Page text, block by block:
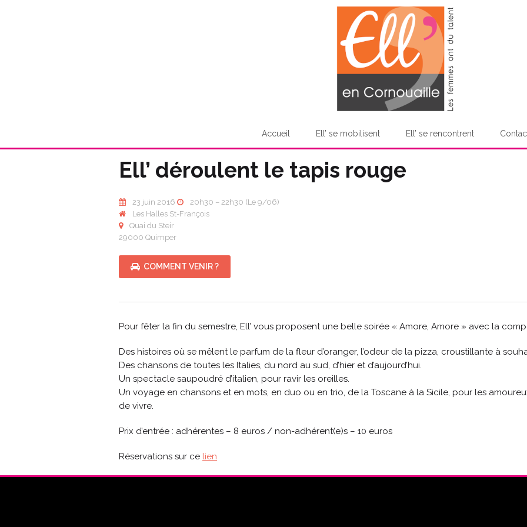
Accueil Ell’ se mobilisent Ell’ se rencontrent
Ell’ déroulent le tapis rouge
23 juin 2016 20h30 – 22h30 (Le 9/06)
Les Halles St-François
Quai du Steir
29000 Quimper
COMMENT VENIR ?
Pour fêter la fin du semestre, Ell’ vous proposent une belle soirée « Amore, Amore » avec la
Des histoires où se mêlent le parfum de la fleur d’oranger, l’odeur de la pizza, croustillante à
Des chansons de toutes les Italies, du nord au sud, d’hier et d’aujourd’hui.
Un spectacle saupoudré d’italien, pour ravir les oreilles.
Un voyage en chansons et en mots, en duo ou en trio, de la Toscane à la Sicile, pour les
de vivre.
Prix d’entrée : adhérentes – 8 euros / non-adhérent(e)s – 10 euros
Réservations sur ce lien